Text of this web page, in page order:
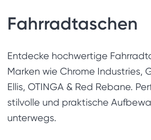
Fahrradtaschen
Entdecke hochwertige
Marken wie Chrome Industries,
Ellis, OTINGA & Red Rebane.
stilvolle und praktische
unterwegs.